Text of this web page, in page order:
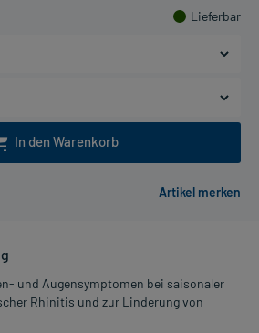
Lieferbar
In den Warenkorb
und Augensymptomen bei saisonaler
Rhinitis und zur Linderung von